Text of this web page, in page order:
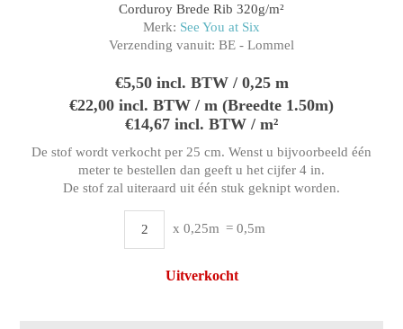
Corduroy Brede Rib 320g/m²
Merk: See You at Six
Verzending vanuit: BE - Lommel
€5,50 incl. BTW / 0,25 m
€22,00 incl. BTW / m (Breedte 1.50m)
€14,67 incl. BTW / m²
De stof wordt verkocht per 25 cm. Wenst u bijvoorbeeld één
meter te bestellen dan geeft u het cijfer 4 in.
De stof zal uiteraard uit één stuk geknipt worden.
x 0,25m = 0,5m
Uitverkocht